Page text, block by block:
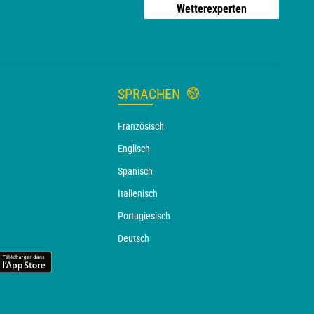
Wetterexperten
SPRACHEN
Französisch
Englisch
Spanisch
Italienisch
Portugiesisch
Deutsch